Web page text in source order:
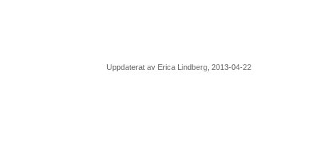
Uppdaterat av Erica Lindberg, 2013-04-22